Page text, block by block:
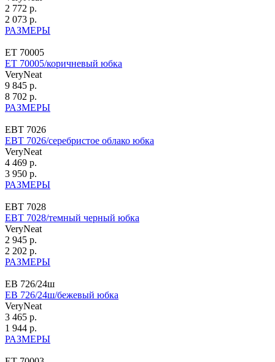
2 772 р.
2 073 р.
РАЗМЕРЫ
ЕТ 70005
ЕТ 70005/коричневый юбка
VeryNeat
9 845 р.
8 702 р.
РАЗМЕРЫ
ЕВТ 7026
ЕВТ 7026/серебристое облако юбка
VeryNeat
4 469 р.
3 950 р.
РАЗМЕРЫ
ЕВТ 7028
ЕВТ 7028/темный черный юбка
VeryNeat
2 945 р.
2 202 р.
РАЗМЕРЫ
ЕВ 726/24ш
ЕВ 726/24ш/бежевый юбка
VeryNeat
3 465 р.
1 944 р.
РАЗМЕРЫ